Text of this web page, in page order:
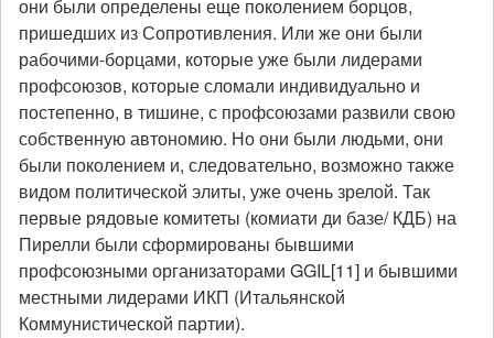
они были определены еще поколением борцов,
пришедших из Сопротивления. Или же они были
рабочими-борцами, которые уже были лидерами
профсоюзов, которые сломали индивидуально и
постепенно, в тишине, с профсоюзами развили свою
собственную автономию. Но они были людьми, они
были поколением и, следовательно, возможно также
видом политической элиты, уже очень зрелой. Так
первые рядовые комитеты (комиати ди базе/ КДБ) на
Пирелли были сформированы бывшими
профсоюзными организаторами GGIL[11] и бывшими
местными лидерами ИКП (Итальянской
Коммунистической партии).